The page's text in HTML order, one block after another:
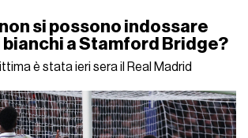
si possono indossare
a Stamford Bridge?
è stata ieri sera il Real Madrid